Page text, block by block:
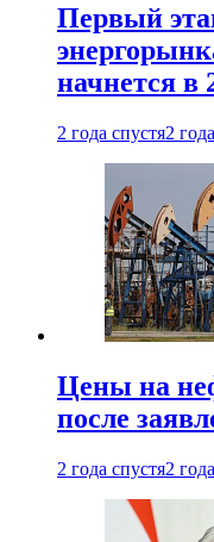
Первый
начнется в
2 года спустя2
Цены на
после
2 года спустя2